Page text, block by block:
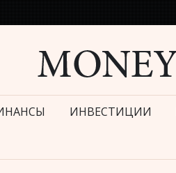
ИНВЕСТИЦИИ